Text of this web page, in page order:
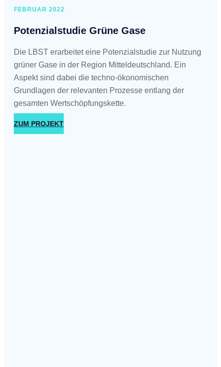
FEBRUAR 2022
Potenzialstudie Grüne Gase
Die LBST erarbeitet eine Potenzialstudie zur Nutzung
grüner Gase in der Region Mitteldeutschland. Ein
Aspekt sind dabei die techno-ökonomischen
Grundlagen der relevanten Prozesse entlang der
gesamten Wertschöpfungskette.
ZUM PROJEKT